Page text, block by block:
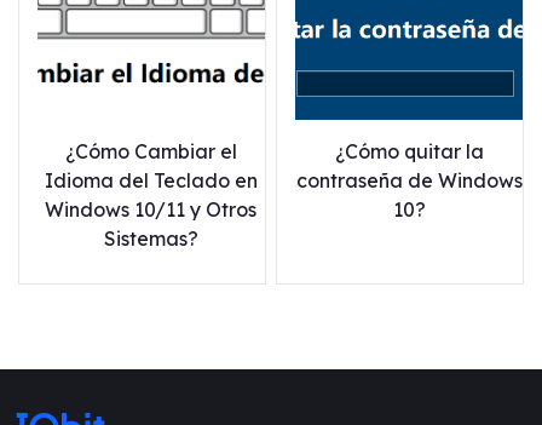
¿Cómo Cambiar el
Idioma del Teclado en
Windows 10/11 y Otros
Sistemas?
¿Cómo quitar la
contraseña de Windows
10?